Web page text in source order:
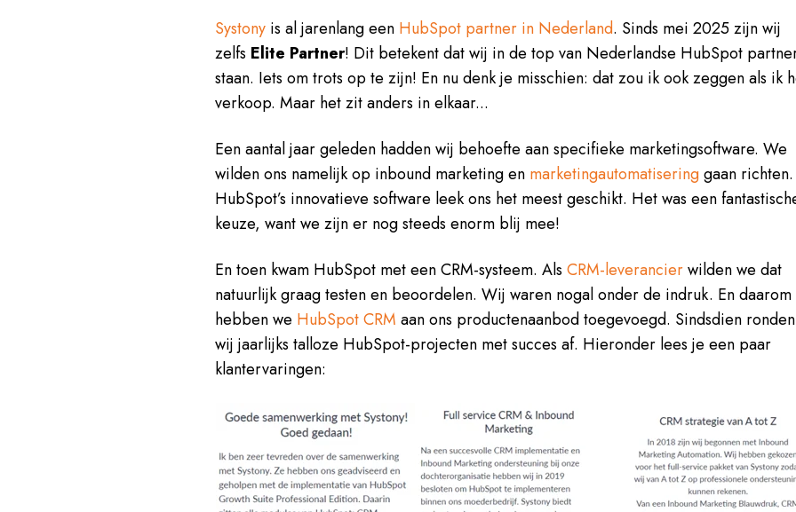
Systony is al jarenlang een HubSpot partner in Nederland. Sinds mei 2025 zijn wij
zelfs Elite Partner! Dit betekent dat wij in de top van Nederlandse HubSpot
staan. Iets om trots op te zijn! En nu denk je misschien: dat zou ik ook zeggen als ik
verkoop. Maar het zit anders in elkaar...
Een aantal jaar geleden hadden wij behoefte aan specifieke marketingsoftware. We
wilden ons namelijk op inbound marketing en marketingautomatiseringgaan richten.
HubSpot’s innovatieve software leek ons het meest geschikt. Het was een
keuze, want we zijn er nog steeds enorm blij mee!
En toen kwam HubSpot met een CRM-systeem. AlsCRM-leverancierwilden we dat
natuurlijk graag testen en beoordelen. Wij waren nogal onder de indruk. En daarom
hebben we HubSpot CRM aan ons productenaanbod toegevoegd. Sindsdien ronden
wij jaarlijks talloze HubSpot-projecten met succes af. Hieronder lees je een paar
klantervaringen: